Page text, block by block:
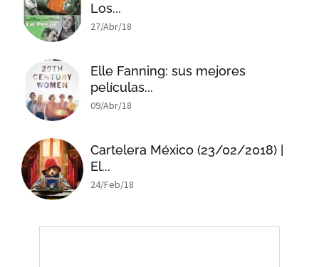
Los...
27/Abr/18
Elle Fanning: sus mejores
películas...
09/Abr/18
Cartelera México (23/02/2018) |
El...
24/Feb/18